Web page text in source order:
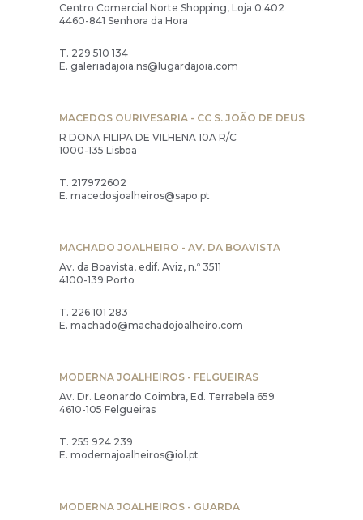
Centro Comercial Norte Shopping, Loja 0.402
4460-841 Senhora da Hora
T. 229 510 134
E. galeriadajoia.ns@lugardajoia.com
MACEDOS OURIVESARIA - CC S. JOÃO DE DEUS
R DONA FILIPA DE VILHENA 10A R/C
1000-135 Lisboa
T. 217972602
E. macedosjoalheiros@sapo.pt
MACHADO JOALHEIRO - AV. DA BOAVISTA
Av. da Boavista, edif. Aviz, n.º 3511
4100-139 Porto
T. 226 101 283
E. machado@machadojoalheiro.com
MODERNA JOALHEIROS - FELGUEIRAS
Av. Dr. Leonardo Coimbra, Ed. Terrabela 659
4610-105 Felgueiras
T. 255 924 239
E. modernajoalheiros@iol.pt
MODERNA JOALHEIROS - GUARDA